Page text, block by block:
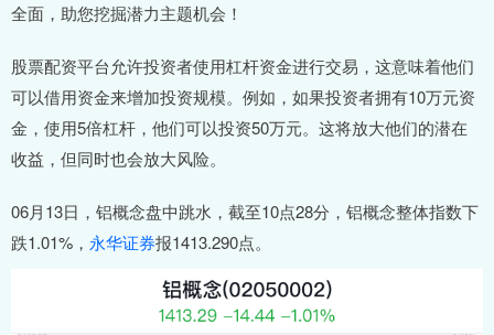
全面，助您挖掘潜力主题机会！
股票配资平台允许投资者使用杠杆资金进行交易，这意味着他们
可以借用资金来增加投资规模。例如，如果投资者拥有10万元资
金，使用5倍杠杆，他们可以投资50万元。这将放大他们的潜在
收益，但同时也会放大风险。
06月13日，铝概念盘中跳水，截至10点28分，铝概念整体指数下
跌1.01%， 永华证券报1413.290点。